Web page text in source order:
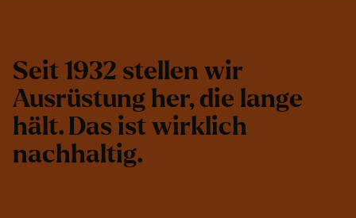
Seit 1932 stellen wir
Ausrüstung her, die lange
hält. Das ist wirklich
nachhaltig.